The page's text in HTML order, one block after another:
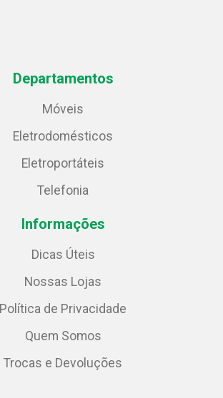
Departamentos
Móveis
Eletrodomésticos
Eletroportáteis
Telefonia
Informações
Dicas Úteis
Nossas Lojas
Política de Privacidade
Quem Somos
Trocas e Devoluções